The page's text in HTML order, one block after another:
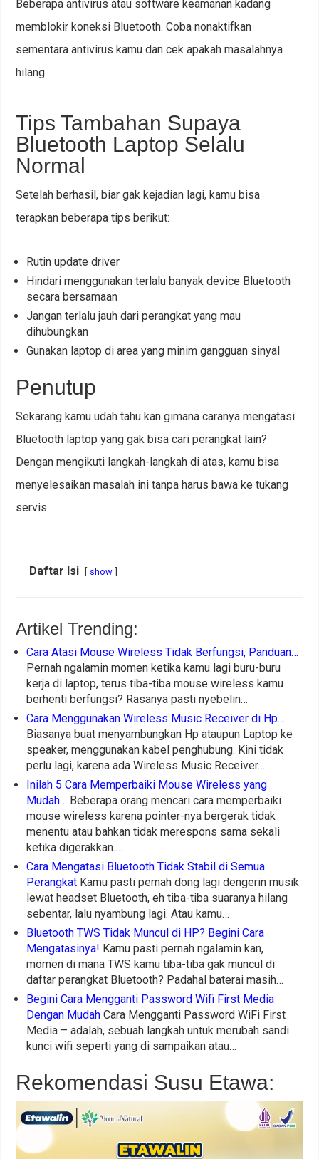
Beberapa antivirus atau software keamanan kadang
memblokir koneksi Bluetooth. Coba nonaktifkan
sementara antivirus kamu dan cek apakah masalahnya
hilang.
Tips Tambahan Supaya
Bluetooth Laptop Selalu
Normal
Setelah berhasil, biar gak kejadian lagi, kamu bisa
terapkan beberapa tips berikut:
Rutin update driver
Hindari menggunakan terlalu banyak device Bluetooth
secara bersamaan
Jangan terlalu jauh dari perangkat yang mau
dihubungkan
Gunakan laptop di area yang minim gangguan sinyal
Penutup
Sekarang kamu udah tahu kan gimana caranya mengatasi
Bluetooth laptop yang gak bisa cari perangkat lain?
Dengan mengikuti langkah-langkah di atas, kamu bisa
menyelesaikan masalah ini tanpa harus bawa ke tukang
servis.
Daftar Isi show
Artikel Trending:
Cara Atasi Mouse Wireless Tidak Berfungsi, Panduan…
Pernah ngalamin momen ketika kamu lagi buru-buru
kerja di laptop, terus tiba-tiba mouse wireless kamu
berhenti berfungsi? Rasanya pasti nyebelin…
Cara Menggunakan Wireless Music Receiver di Hp…
Biasanya buat menyambungkan Hp ataupun Laptop ke
speaker, menggunakan kabel penghubung. Kini tidak
perlu lagi, karena ada Wireless Music Receiver…
Inilah 5 Cara Memperbaiki Mouse Wireless yang
Mudah… Beberapa orang mencari cara memperbaiki
mouse wireless karena pointer-nya bergerak tidak
menentu atau bahkan tidak merespons sama sekali
ketika digerakkan.…
Cara Mengatasi Bluetooth Tidak Stabil di Semua
Perangkat Kamu pasti pernah dong lagi dengerin musik
lewat headset Bluetooth, eh tiba-tiba suaranya hilang
sebentar, lalu nyambung lagi. Atau kamu…
Bluetooth TWS Tidak Muncul di HP? Begini Cara
Mengatasinya! Kamu pasti pernah ngalamin kan,
momen di mana TWS kamu tiba-tiba gak muncul di
daftar perangkat Bluetooth? Padahal baterai masih…
Begini Cara Mengganti Password Wifi First Media
Dengan Mudah Cara Mengganti Password WiFi First
Media – adalah, sebuah langkah untuk merubah sandi
kunci wifi seperti yang di sampaikan atau…
Rekomendasi Susu Etawa: